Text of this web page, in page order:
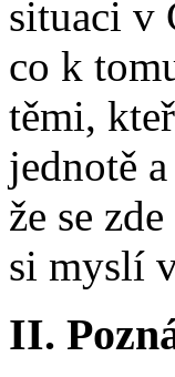
situaci v
co k
těmi,
jednotě
že se
si myslí
II.